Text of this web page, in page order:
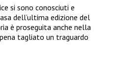
si sono conosciuti e
dell’ultima edizione del
è proseguita anche nella
tagliato un traguardo